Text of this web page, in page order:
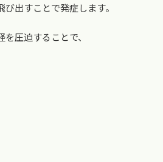
出すことで発症します。
圧迫することで、